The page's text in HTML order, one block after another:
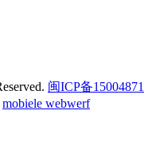
闽ICP备15004871
mobiele webwerf